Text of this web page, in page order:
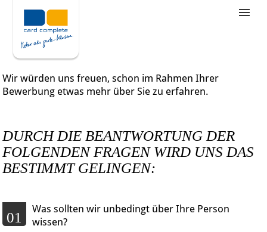
Stellenangebote
Unternehmensziele
Was wir bieten
Wir würden uns freuen, schon im Rahmen Ihrer
Bewerbung etwas mehr über Sie zu erfahren.
DURCH DIE BEANTWORTUNG DER
FOLGENDEN FRAGEN WIRD UNS DAS
BESTIMMT GELINGEN:
01
Was sollten wir unbedingt über Ihre Person
wissen?